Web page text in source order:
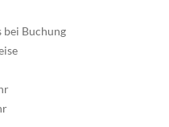
bei Buchung